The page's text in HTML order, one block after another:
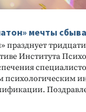
мечты
празднует
Института